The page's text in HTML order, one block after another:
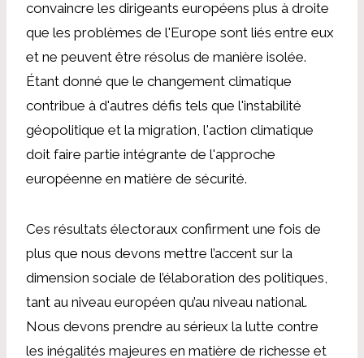
convaincre les dirigeants européens plus à droite
que les problèmes de l'Europe sont liés entre eux
et ne peuvent être résolus de manière isolée.
Étant donné que le changement climatique
contribue à d'autres défis tels que l'instabilité
géopolitique et la migration, l'action climatique
doit faire partie intégrante de l'approche
européenne en matière de sécurité.
Ces résultats électoraux confirment une fois de
plus que nous devons mettre l’accent sur la
dimension sociale de l’élaboration des politiques,
tant au niveau européen qu’au niveau national.
Nous devons prendre au sérieux la lutte contre
les inégalités majeures en matière de richesse et